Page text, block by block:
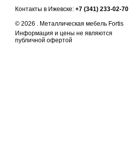
Контакты в Ижевске: +7 (341) 233-02-70
© 2026 . Металлическая мебель Fortis
Информация и цены не являются
публичной офертой